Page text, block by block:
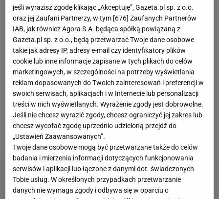
zdrowiem. Pod koniec zeszłego sezonu Milik
dogadał się z Juve na przedłużenie kontraktu do
czerwca 2027 r., ale przy tym zgodził się na obniżkę
wynagrodzenia o około połowę. Wszystko wskazuje
na to, że Milik nie będzie już częścią zespołu w
kolejnych rozgrywkach. Juve potwierdziło transfer
Jonathana Davida, a poza tym pracuje nad
przedłużeniem wypożyczenia Randala Kolo
Muaniego z PSG. Co o sytuacji Milika sądzą kibice
Juventusu?
jeśli wyrazisz zgodę klikając „Akceptuję”, Gazeta.pl sp. z o.o.
oraz jej Zaufani Partnerzy, w tym [676] Zaufanych Partnerów
IAB, jak również Agora S.A. będąca spółką powiązaną z
Gazeta.pl sp. z o.o., będą przetwarzać Twoje dane osobowe
takie jak adresy IP, adresy e-mail czy identyfikatory plików
cookie lub inne informacje zapisane w tych plikach do celów
marketingowych, w szczególności na potrzeby wyświetlania
reklam dopasowanych do Twoich zainteresowań i preferencji w
swoich serwisach, aplikacjach i w Internecie lub personalizacji
treści w nich wyświetlanych. Wyrażenie zgody jest dobrowolne.
Jeśli nie chcesz wyrazić zgody, chcesz ograniczyć jej zakres lub
chcesz wycofać zgodę uprzednio udzieloną przejdź do
„Ustawień Zaawansowanych”.
Twoje dane osobowe mogą być przetwarzane także do celów
badania i mierzenia informacji dotyczących funkcjonowania
serwisów i aplikacji lub łączone z danymi dot. świadczonych
Tobie usług. W określonych przypadkach przetwarzanie
danych nie wymaga zgody i odbywa się w oparciu o